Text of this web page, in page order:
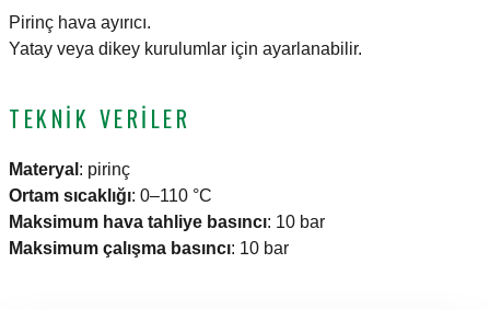
Pirinç hava ayırıcı.
Yatay veya dikey kurulumlar için ayarlanabilir.
TEKNIK VERILER
Materyal : pirinç
Ortam sıcaklığı: 0–110 °C
Maksimum hava tahliye basıncı: 10 bar
Maksimum çalışma basıncı: 10 bar